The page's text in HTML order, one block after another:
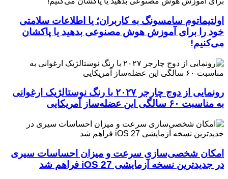
اولتیماتوم سامسونگ به کاربران؛ یا اطلاعات سلامتی
خود را برای آموزش هوش مصنوعی بدهید یا پاکشان
می‌کنیم!
رونمایی از دوج چارجر ۲۰۲۷ با رنگ نوستالژیک ارغوانی
به مناسبت ۶۰ سالگی این عضله‌ساز آمریکایی
امکان شخصی‌سازی سرعت و میزان احساسات سیری
در جدیدترین نسخه آزمایشی iOS 27 فراهم شد